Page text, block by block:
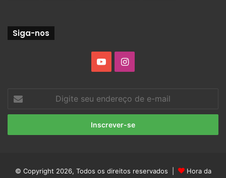
Siga-nos
YouTubeInstagram
seu
endereço
e-
© Copyright 2026, Todos os direitos reservados | Hora da